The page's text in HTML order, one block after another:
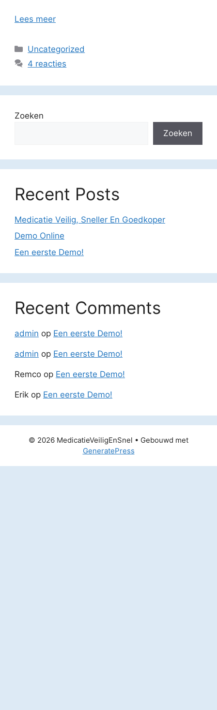
Lees meer
Categorieën
Uncategorized
4 reacties
Zoeken
Zoeken
Recent Posts
Medicatie Veilig, Sneller En Goedkoper
Demo Online
Een eerste Demo!
Recent Comments
admin op Een eerste Demo!
admin op Een eerste Demo!
Remco op Een eerste Demo!
Erik op Een eerste Demo!
© 2026 MedicatieVeiligEnSnel • Gebouwd met
GeneratePress